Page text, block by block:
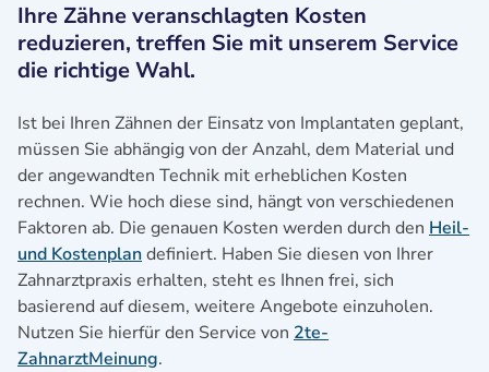
Ihre Zähne veranschlagten Kosten
reduzieren, treffen Sie mit unserem Service
die richtige Wahl.
Ist bei Ihren Zähnen der Einsatz von Implantaten geplant,
müssen Sie abhängig von der Anzahl, dem Material und
der angewandten Technik mit erheblichen Kosten
rechnen. Wie hoch diese sind, hängt von verschiedenen
Faktoren ab. Die genauen Kosten werden durch den Heil-
und Kostenplandefiniert. Haben Sie diesen von Ihrer
Zahnarztpraxis erhalten, steht es Ihnen frei, sich
basierend auf diesem, weitere Angebote einzuholen.
Nutzen Sie hierfür den Service von 2te-
ZahnarztMeinung.